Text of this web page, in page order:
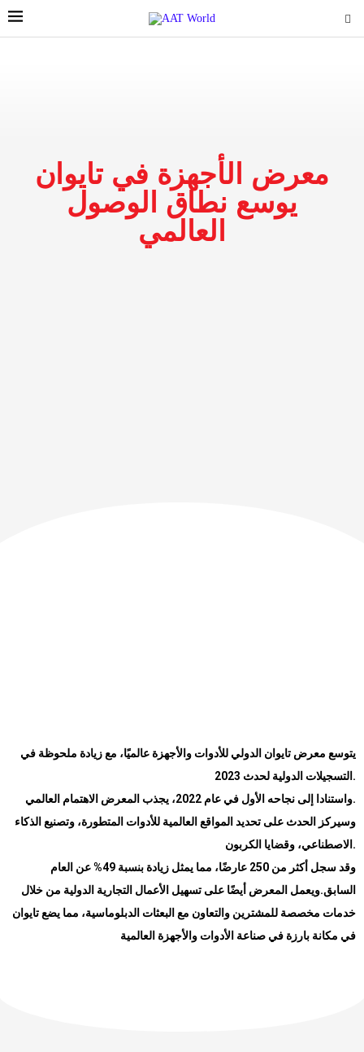
معرض الأجهزة في تايوان
يوسع نطاق الوصول
العالمي
يتوسع معرض تايوان الدولي للأدوات والأجهزة عالميًا، مع زيادة ملحوظة في
التسجيلات الدولية لحدث 2023 .
واستنادا إلى نجاحه الأول في عام 2022، يجذب المعرض الاهتمام العالمي.
وسيركز الحدث على تحديد المواقع العالمية للأدوات المتطورة، وتصنيع الذكاء
الاصطناعي، وقضايا الكربون .
وقد سجل أكثر من 250 عارضًا، مما يمثل زيادة بنسبة 49% عن العام
السابق.ويعمل المعرض أيضًا على تسهيل الأعمال التجارية الدولية من خلال
خدمات مخصصة للمشترين والتعاون مع البعثات الدبلوماسية، مما يضع تايوان
في مكانة بارزة في صناعة الأدوات والأجهزة العالمية